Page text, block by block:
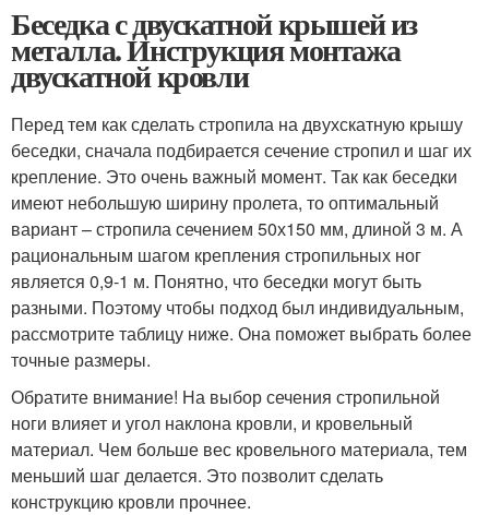
Беседка с двускатной крышей из
металла. Инструкция монтажа
двускатной кровли
Перед тем как сделать стропила на двухскатную крышу
беседки, сначала подбирается сечение стропил и шаг их
крепление. Это очень важный момент. Так как беседки
имеют небольшую ширину пролета, то оптимальный
вариант – стропила сечением 50х150 мм, длиной 3 м. А
рациональным шагом крепления стропильных ног
является 0,9-1 м. Понятно, что беседки могут быть
разными. Поэтому чтобы подход был индивидуальным,
рассмотрите таблицу ниже. Она поможет выбрать более
точные размеры.
Обратите внимание! На выбор сечения стропильной
ноги влияет и угол наклона кровли, и кровельный
материал. Чем больше вес кровельного материала, тем
меньший шаг делается. Это позволит сделать
конструкцию кровли прочнее.